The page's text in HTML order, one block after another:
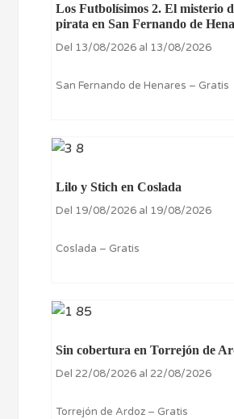
Los Futbolísimos 2. El misterio
pirata en San Fernando de
Del 13/08/2026 al 13/08/2026
San Fernando de Henares – Gratis
Lilo y Stich en Coslada
Del 19/08/2026 al 19/08/2026
Coslada – Gratis
Sin cobertura en Torrejón de
Del 22/08/2026 al 22/08/2026
Torrejón de Ardoz – Gratis